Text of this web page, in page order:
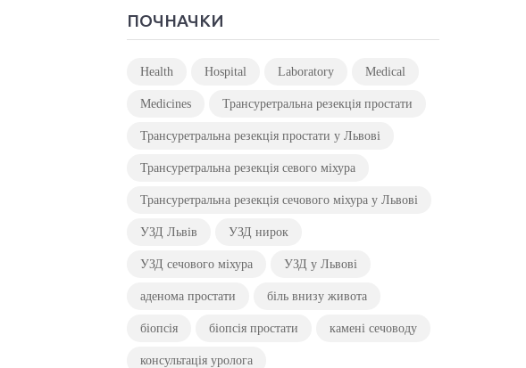
ПОЧНАЧКИ
Health Hospital Laboratory Medical
Medicines Трансуретральна резекція простати
Трансуретральна резекція простати у Львові
Трансуретральна резекція севого міхура
Трансуретральна резекція сечового міхура у Львові
УЗД Львів УЗД нирок
УЗД сечового міхура УЗД у Львові
аденома простати біль внизу живота
біопсія біопсія простати камені сечоводу
консультація уролога